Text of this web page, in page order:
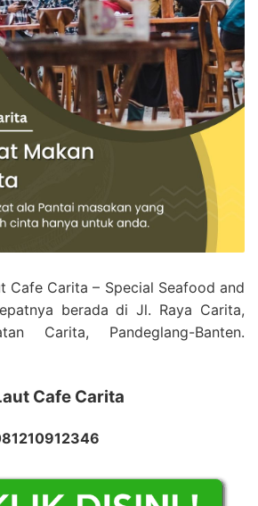
Cafe Carita – Special Seafood and
berada di Jl. Raya Carita,
Carita, Pandeglang-Banten.
Cafe Carita